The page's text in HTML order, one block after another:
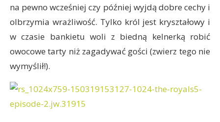
na pewno wcześniej czy później wyjdą dobre cechy i
olbrzymia wrażliwość. Tylko król jest kryształowy i
w czasie bankietu woli z biedną kelnerką robić
owocowe tarty niż zagadywać gości (zwierz tego nie
wymyślił!).